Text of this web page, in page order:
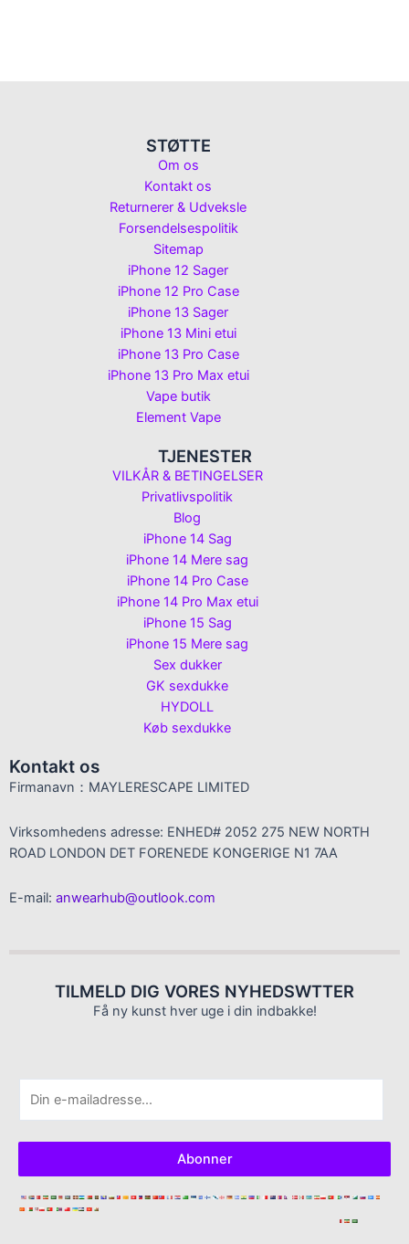
STØTTE
Om os
Kontakt os
Returnerer & Udveksle
Forsendelsespolitik
Sitemap
iPhone 12 Sager
iPhone 12 Pro Case
iPhone 13 Sager
iPhone 13 Mini etui
iPhone 13 Pro Case
iPhone 13 Pro Max etui
Vape butik
Element Vape
TJENESTER
VILKÅR & BETINGELSER
Privatlivspolitik
Blog
iPhone 14 Sag
iPhone 14 Mere sag
iPhone 14 Pro Case
iPhone 14 Pro Max etui
iPhone 15 Sag
iPhone 15 Mere sag
Sex dukker
GK sexdukke
HYDOLL
Køb sexdukke
Kontakt os
Firmanavn：MAYLERESCAPE LIMITED
Virksomhedens adresse: ENHED# 2052 275 NEW NORTH
ROAD LONDON DET FORENEDE KONGERIGE N1 7AA
E-mail: anwearhub@outlook.com
TILMELD DIG VORES NYHEDSWTTER
Få ny kunst hver uge i din indbakke!
i
l
*
Abonner